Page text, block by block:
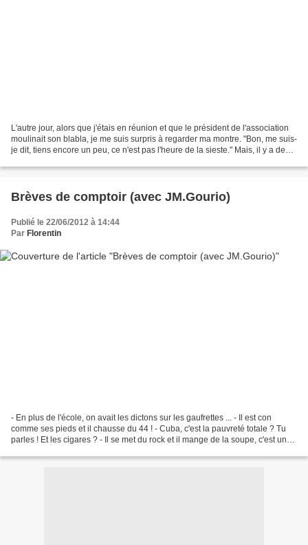
L'autre jour, alors que j'étais en réunion et que le président de l'association
moulinait son blabla, je me suis surpris à regarder ma montre. "Bon, me suis-
je dit, tiens encore un peu, ce n'est pas l'heure de la sieste." Mais, il y a des
Brèves de comptoir (avec JM.Gourio)
Publié le 22/06/2012 à 14:44
Par Florentin
- En plus de l'école, on avait les dictons sur les gaufrettes ... - Il est con
comme ses pieds et il chausse du 44 ! - Cuba, c'est la pauvreté totale ? Tu
parles ! Et les cigares ? - Il se met du rock et il mange de la soupe, c'est un